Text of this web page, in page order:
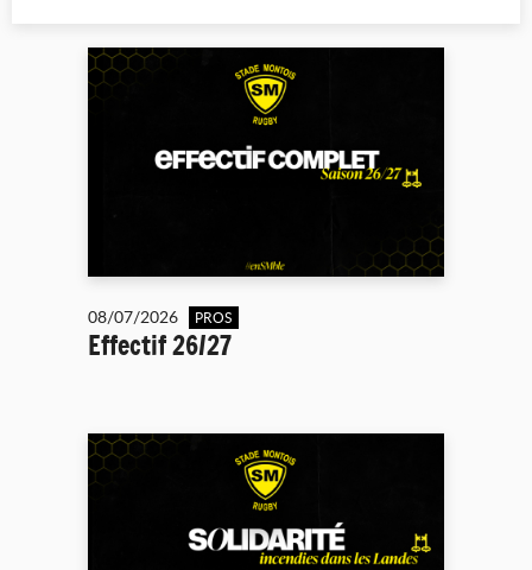
08/07/2026 PROS
Effectif 26/27